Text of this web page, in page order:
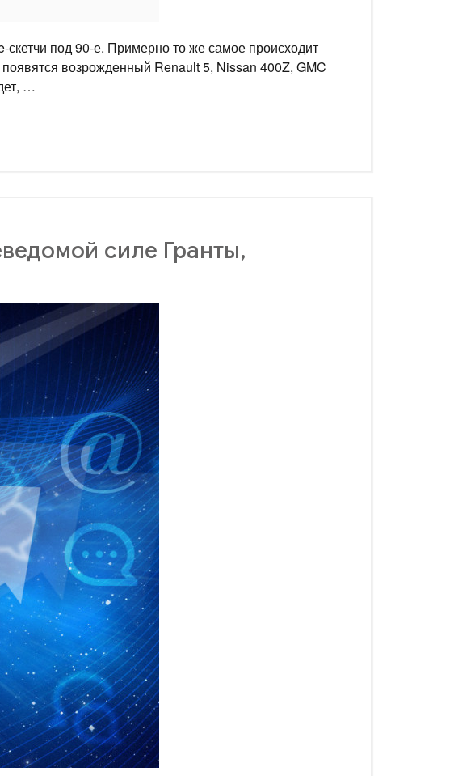
скетчи под ­90-е. Примерно то же самое происходит
возрожденный Renault 5, Nissan 400Z, GMC
…
силе Гранты,